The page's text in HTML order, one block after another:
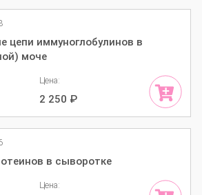
цепи иммуноглобулинов в
моче
Цена:
2 250 ₽
в сыворотке
Цена: